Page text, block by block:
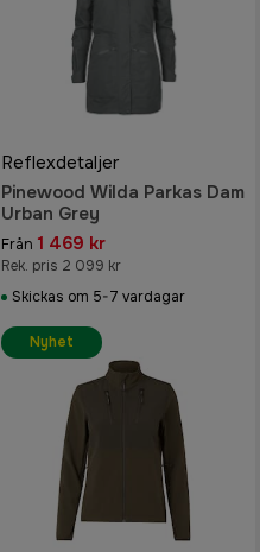
Reflexdetaljer
Pinewood Wilda Parkas Dam
Urban Grey
Från 1 469 kr
Rek. pris 2 099 kr
Skickas om 5-7 vardagar
Nyhet